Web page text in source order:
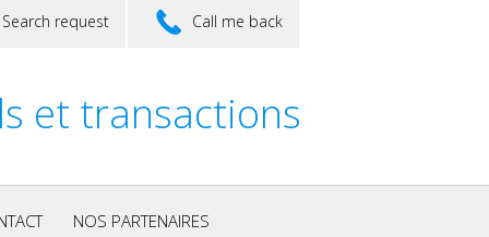
et transactions
Call me back
Search request
NOS PARTENAIRES